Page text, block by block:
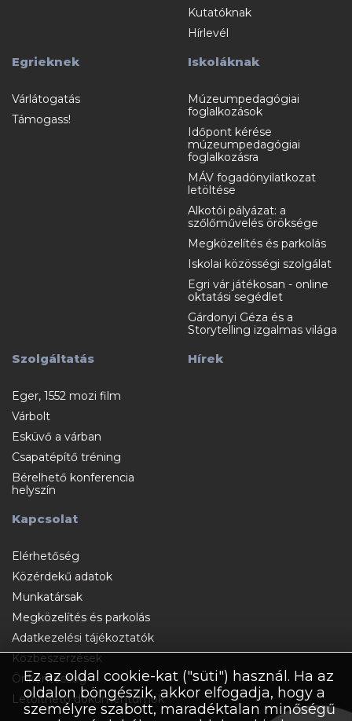
Ez az oldal cookie-kat ("süti") használ. Ha az
oldalon böngészik, akkor elfogadja, hogy a
személyre szabott, maradéktalan minőségű
Kutatóknak
Hírlevél
Egrieknek
Várlátogatás
Támogass!
Iskoláknak
Múzeumpedagógiai
foglalkozások
Időpont kérése
múzeumpedagógiai
foglalkozásra
MÁV fogadónyilatkozat
letöltése
Alkotói pályázat: a
szőlőművelés öröksége
Megközelítés és parkolás
Iskolai közösségi szolgálat
Egri vár játékosan - online
oktatási segédlet
Gárdonyi Géza és a
Storytelling izgalmas világa
Szolgáltatás
Eger, 1552 mozi film
Várbolt
Esküvő a várban
Csapatépítő tréning
Bérelhető konferencia
helyszín
Hírek
Kapcsolat
Elérhetőség
Közérdekű adatok
Munkatársak
Megközelítés és parkolás
Adatkezelési tájékoztatók
Közbeszerzések
Önkéntesség
Letölthető dokumentumok